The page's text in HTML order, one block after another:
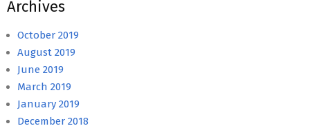
Archives
October 2019
August 2019
June 2019
March 2019
January 2019
December 2018